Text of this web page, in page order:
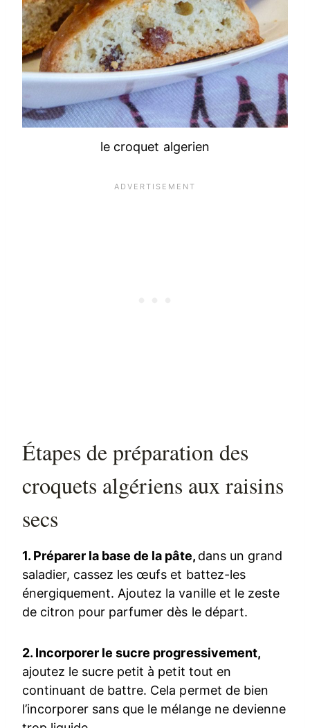
le croquet algerien
Étapes de préparation des
croquets algériens aux raisins
secs
1. Préparer la base de la pâte, dans un grand
saladier, cassez les œufs et battez-les
énergiquement. Ajoutez la vanille et le zeste
de citron pour parfumer dès le départ.
2. Incorporer le sucre progressivement,
ajoutez le sucre petit à petit tout en
continuant de battre. Cela permet de bien
l’incorporer sans que le mélange ne devienne